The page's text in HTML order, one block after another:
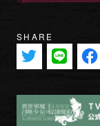
SHARE